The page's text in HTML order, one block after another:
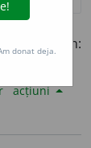
la blazon:
acțiuni
donat deja.